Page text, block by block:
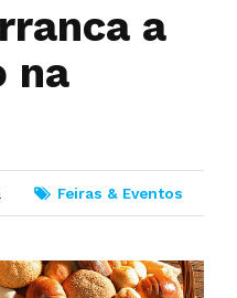
a
na
Feiras & Eventos